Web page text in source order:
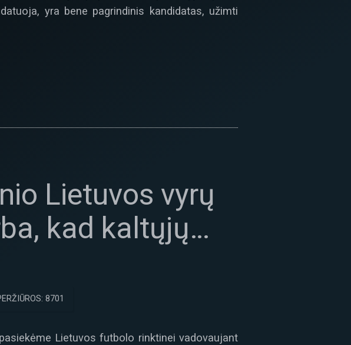
yra bene pagrindinis kandidatas, užimti
Lietuvos vyrų
kad kaltųjų…
8701
Lietuvos futbolo rinktinei vadovaujant